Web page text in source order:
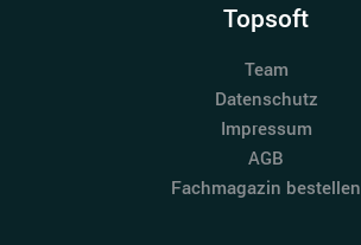
Topsoft
Team
Datenschutz
Impressum
AGB
Fachmagazin bestellen